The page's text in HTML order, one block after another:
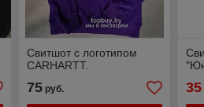
Свитшот с логотипом
CARHARTT.
75руб. 35